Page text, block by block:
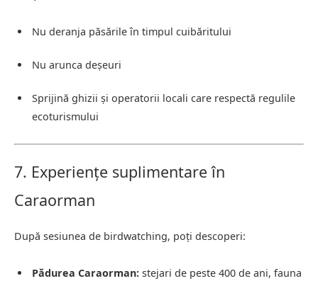
Nu deranja păsările în timpul cuibăritului
Nu arunca deșeuri
Sprijină ghizii și operatorii locali care respectă regulile
ecoturismului
7. Experiențe suplimentare în
Caraorman
După sesiunea de birdwatching, poți descoperi:
Pădurea Caraorman: stejari de peste 400 de ani, fauna